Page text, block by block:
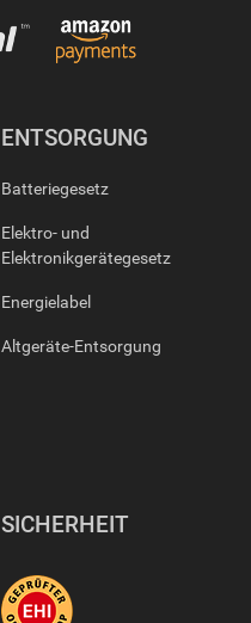
ENTSORGUNG
Batteriegesetz
Elektro- und
Elektronikgerätegesetz
Energielabel
Altgeräte-Entsorgung
SICHERHEIT